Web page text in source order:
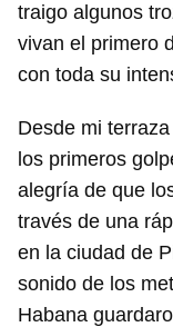
traigo algunos
vivan el primero
con toda su
Desde mi
los primeros
alegría de que
través de una
en la ciudad de
sonido de los
Habana